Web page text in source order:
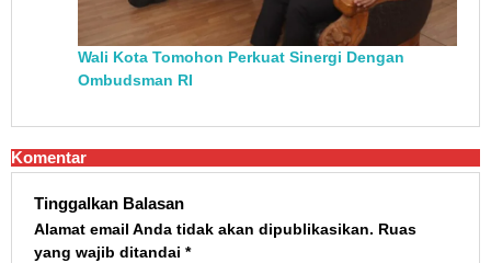
Wali Kota Tomohon Perkuat Sinergi Dengan
Ombudsman RI
Komentar
Tinggalkan Balasan
Alamat email Anda tidak akan dipublikasikan. Ruas
yang wajib ditandai *